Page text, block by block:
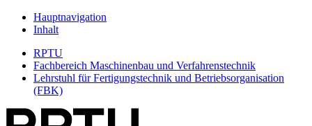
Hauptnavigation
Inhalt
RPTU
Fachbereich Maschinenbau und Verfahrenstechnik
Lehrstuhl für Fertigungstechnik und Betriebsorganisation
(FBK)